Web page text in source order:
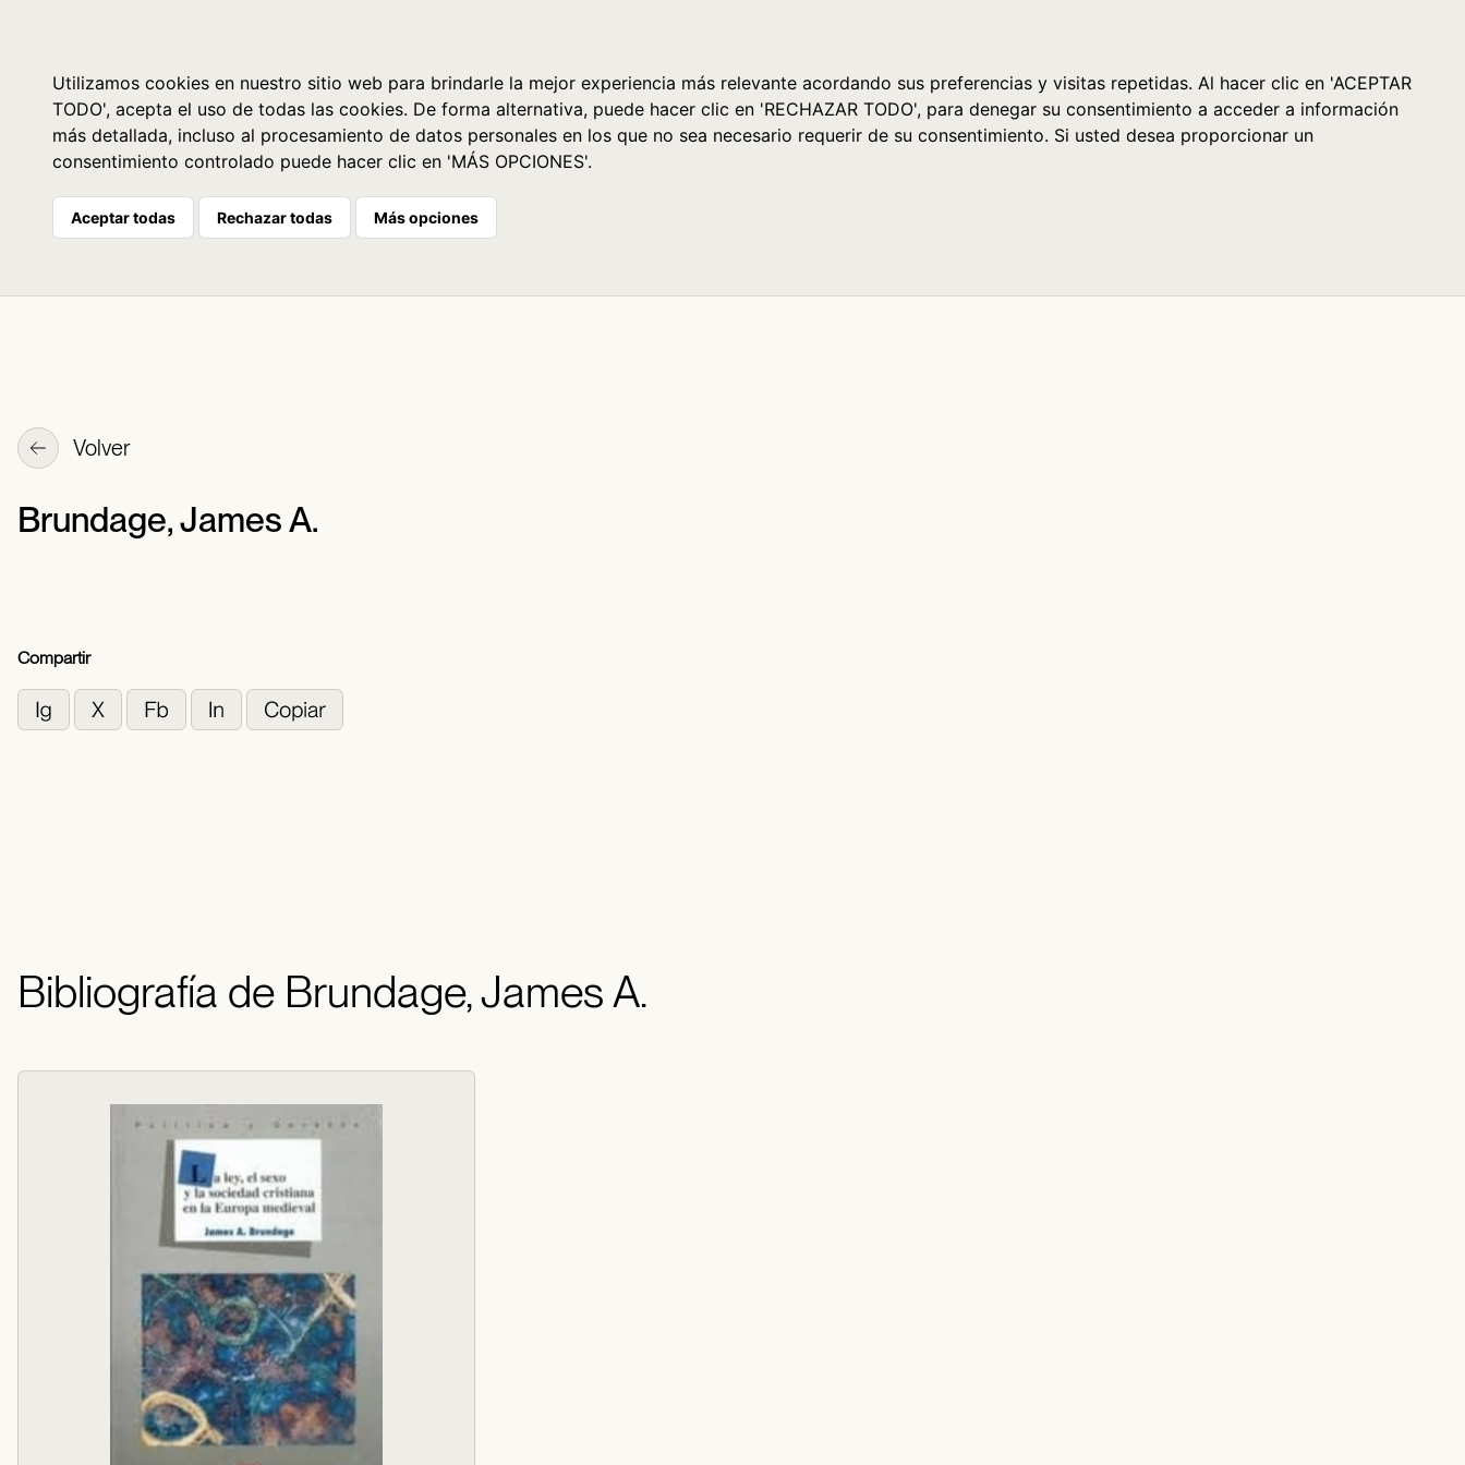
Utilizamos cookies en nuestro sitio web para brindarle la mejor experiencia más relevante acordando sus preferencias y visitas repetidas. Al hacer clic en 'ACEPTAR
TODO', acepta el uso de todas las cookies. De forma alternativa, puede hacer clic en 'RECHAZAR TODO', para denegar su consentimiento a acceder a información
más detallada, incluso al procesamiento de datos personales en los que no sea necesario requerir de su consentimiento. Si usted desea proporcionar un
consentimiento controlado puede hacer clic en 'MÁS OPCIONES'.
Aceptar todas Rechazar todas Más opciones
Volver
Brundage, James A.
Compartir
Bibliografía de Brundage, James A.